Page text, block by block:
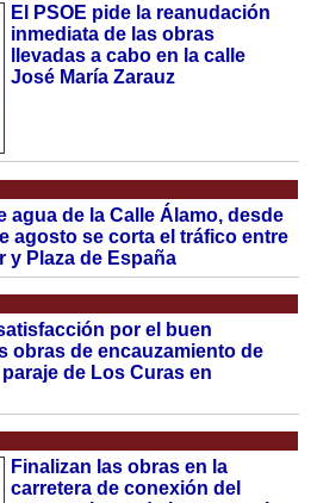
El PSOE pide la reanudación
inmediata de las obras
llevadas a cabo en la calle
José María Zarauz
agua de la Calle Álamo, desde
agosto se corta el tráfico entre
y Plaza de España
por el buen
obras de encauzamiento de
de Los Curas en
Finalizan las obras en la
carretera de conexión del